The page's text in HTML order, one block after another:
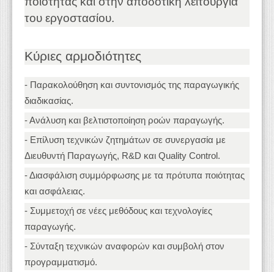
του εργοστασίου.
Κύριες αρμοδιότητες
- Παρακολούθηση και συντονισμός της παραγωγικής
διαδικασίας.
- Ανάλυση και βελτιστοποίηση ροών παραγωγής.
- Επίλυση τεχνικών ζητημάτων σε συνεργασία με
Διευθυντή Παραγωγής, R&D και Quality Control.
- Διασφάλιση συμμόρφωσης με τα πρότυπα ποιότητας
και ασφάλειας.
- Συμμετοχή σε νέες μεθόδους και τεχνολογίες
παραγωγής.
- Σύνταξη τεχνικών αναφορών και συμβολή στον
προγραμματισμό.